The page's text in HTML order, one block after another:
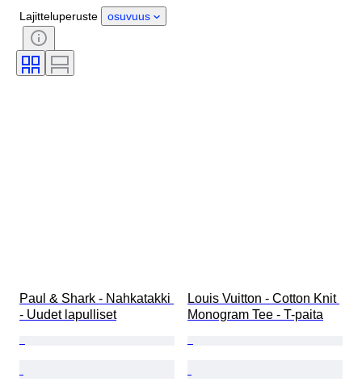
Tyylisuuntaus
Väri
Vaatekoko
Esineen koko
Kuosi
Lajitteluperuste osuvuus
Paul & Shark - Nahkatakki
- Uudet lapulliset
Louis Vuitton - Cotton Knit
Monogram Tee - T-paita